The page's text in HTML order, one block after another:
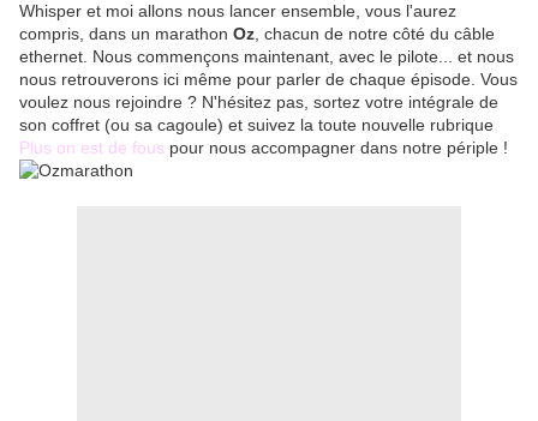
Whisper et moi allons nous lancer ensemble, vous l'aurez
compris, dans un marathon Oz , chacun de notre côté du câble
ethernet. Nous commençons maintenant, avec le pilote... et nous
nous retrouverons ici même pour parler de chaque épisode. Vous
voulez nous rejoindre ? N'hésitez pas, sortez votre intégrale de
son coffret (ou sa cagoule) et suivez la toute nouvelle rubrique
Plus on est de fous pour nous accompagner dans notre périple !